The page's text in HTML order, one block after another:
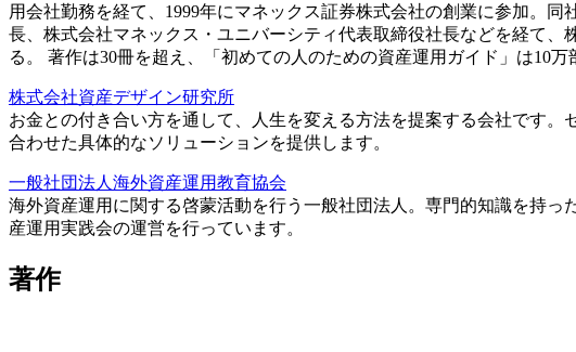
用会社勤務を経て、1999年にマネックス証券株式会社の創業に参加。
長、株式会社マネックス・ユニバーシティ代表取締役社長などを経て
る。 著作は30冊を超え、「初めての人のための資産運用ガイド」は10
株式会社資産デザイン研究所
お金との付き合い方を通して、人生を変える方法を提案する会社です
合わせた具体的なソリューションを提供します。
一般社団法人海外資産運用教育協会
海外資産運用に関する啓蒙活動を行う一般社団法人。専門的知識を持
産運用実践会の運営を行っています。
著作